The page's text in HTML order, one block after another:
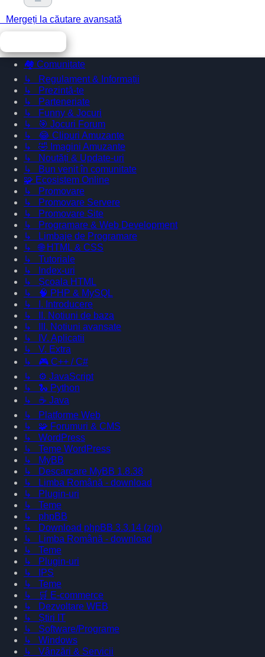
Mergeți la căutare avansată
🏘️ Comunitate
↳ Regulament & Informații
↳ Prezintă-te
↳ Parteneriate
↳ Funny & Jocuri
↳ 🎯 Jocuri Forum
↳ 😂 Clipuri Amuzante
↳ 🤣 Imagini Amuzante
↳ Noutăți & Update-uri
↳ Bun venit în comunitate
🧩 Ecosistem Online
↳ Promovare
↳ Promovare Servere
↳ Promovare Site
↳ Programare & Web Development
↳ Limbaje de Programare
↳ 🌐 HTML & CSS
↳ Tutoriale
↳ Index-uri
↳ Școala HTML
↳ 🧠 PHP & MySQL
↳ I. Introducere
↳ II. Notiuni de baza
↳ III. Notiuni avansate
↳ IV. Aplicatii
↳ V. Extra
↳ 🎮 C++ / C#
↳ ⚙️ JavaScript
↳ 🐍 Python
↳ ☕ Java
↳ Platforme Web
↳ 🧩 Forumuri & CMS
↳ WordPress
↳ Teme WordPress
↳ MyBB
↳ Descarcare MyBB 1.8.38
↳ Limba Română - download
↳ Plugin-uri
↳ Teme
↳ phpBB
↳ Download phpBB 3.3.14 (zip)
↳ Limba Română - download
↳ Teme
↳ Plugin-uri
↳ IPS
↳ Teme
↳ 🛒 E-commerce
↳ Dezvoltare WEB
↳ Știri IT
↳ Software/Programe
↳ Windows
↳ Vânzări & Servicii